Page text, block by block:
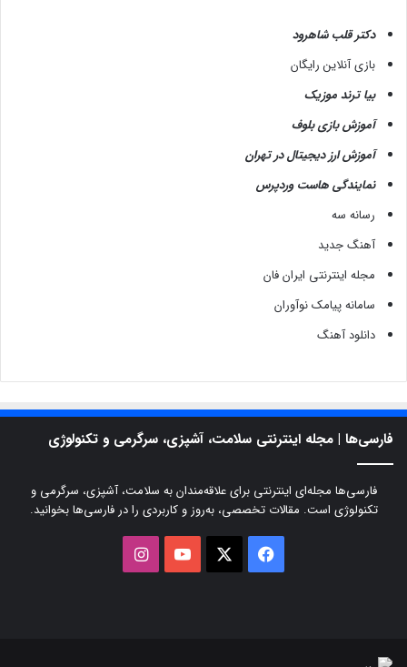
دکتر قلب شاهرود
بازی آنلاین رایگان
بیا ترند موزیک
آموزش بازی بلوف
آموزش ارز دیجیتال در تهران
نمایندگی هاست وردپرس
رسانه سه
آهنگ جدید
مجله اینترنتی ایران فان
سامانه پیامک نوآوران
دانلود آهنگ
فارسی‌ها | مجله اینترنتی سلامت، آشپزی، سرگرمی و تکنولوژی
فارسی‌ها مجله‌ای اینترنتی برای علاقه‌مندان به سلامت، آشپزی، سرگرمی و
تکنولوژی است. مقالات تخصصی، به‌روز و کاربردی را در فارسی‌ها بخوانید.
فیسبوک یوتیوب